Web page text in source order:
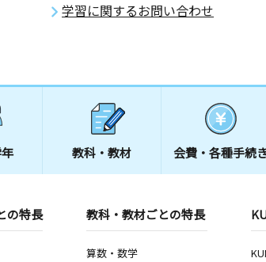
浦和日向教室
金 土
2歳～高校生
ま市桜区西堀３丁目２２－２３ グ
１０１
学習に関するお問い合わせ
教科・教材 会費・ 各種手続
の特長 教科・教材ごとの特長
算数・数学